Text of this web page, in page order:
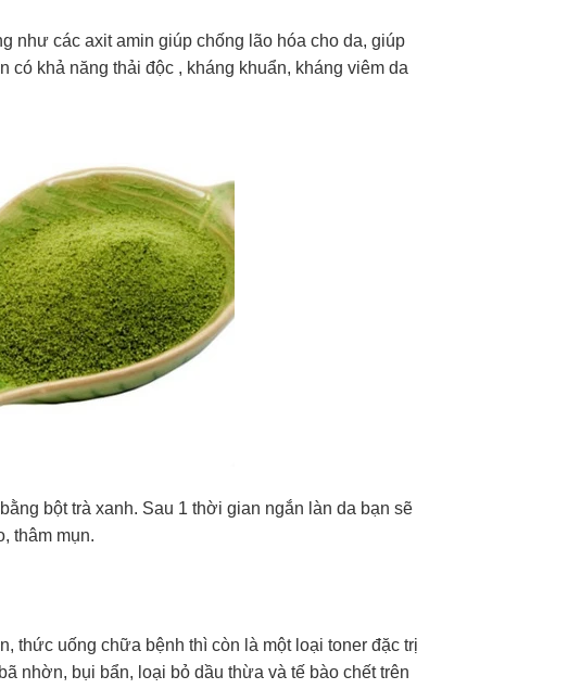
như các axit amin giúp chống lão hóa cho da, giúp
có khả năng thải độc , kháng khuẩn, kháng viêm da
bột trà xanh. Sau 1 thời gian ngắn làn da bạn sẽ
thâm mụn.
thức uống chữa bệnh thì còn là một loại toner đặc trị
nhờn, bụi bẩn, loại bỏ dầu thừa và tế bào chết trên